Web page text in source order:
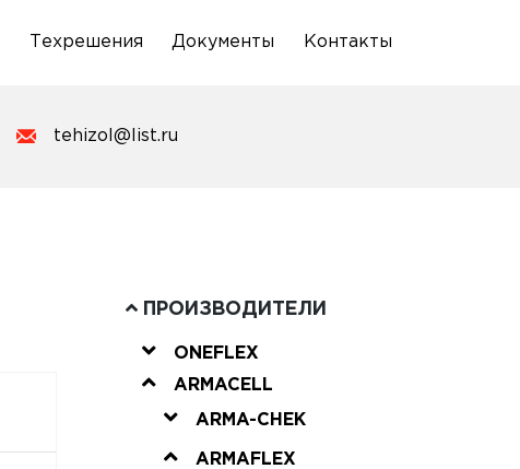
Техрешения Документы Контакты
tehizol@list.ru
ПРОИЗВОДИТЕЛИ
ONEFLEX
ARMACELL
ARMA-CHEK
ARMAFLEX